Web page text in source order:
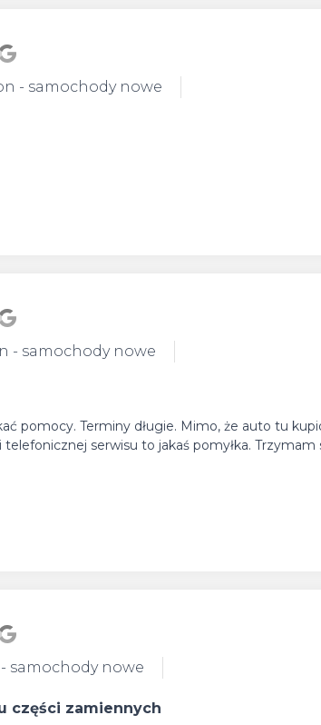
- samochody nowe
- samochody nowe
pomocy. Terminy długie. Mimo, że auto tu
serwisu to jakaś pomyłka. Trzymam
samochody nowe
części zamiennych